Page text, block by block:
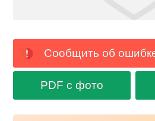
Сообщить об
PDF с фото